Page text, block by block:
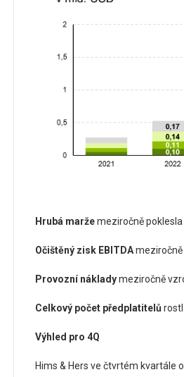
Hrubá maržemeziročně poklesla
Očištěný zisk EBITDAmeziročně
Provozní nákladymeziročně
Celkový počet předplatitelů
Výhled pro 4Q
Hims & Hers ve čtvrtém kvartále